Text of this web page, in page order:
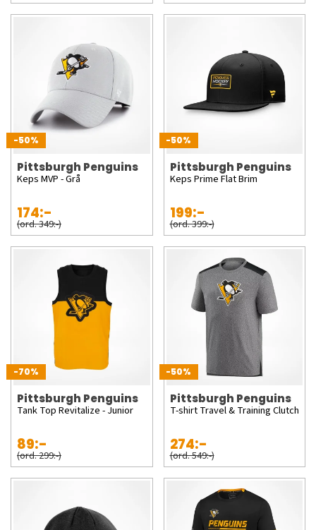
-50%
Pittsburgh Penguins
Keps MVP - Grå
174:-
(ord. 349:-)
-50%
Pittsburgh Penguins
Keps Prime Flat Brim
199:-
(ord. 399:-)
-70%
Pittsburgh Penguins
Tank Top Revitalize - Junior
89:-
(ord. 299:-)
-50%
Pittsburgh Penguins
T-shirt Travel & Training Clutch
274:-
(ord. 549:-)